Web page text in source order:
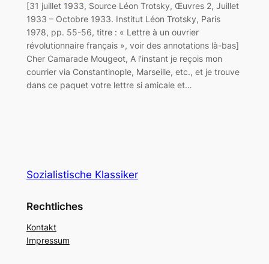
[31 juillet 1933, Source Léon Trotsky, Œuvres 2, Juillet
1933 – Octobre 1933. Institut Léon Trotsky, Paris
1978, pp. 55-56, titre : « Lettre à un ouvrier
révolutionnaire français », voir des annotations là-bas]
Cher Camarade Mougeot, A l’instant je reçois mon
courrier via Constantinople, Marseille, etc., et je trouve
dans ce paquet votre lettre si amicale et…
Sozialistische Klassiker
Rechtliches
Kontakt
Impressum